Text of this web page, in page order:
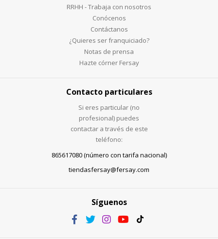
RRHH - Trabaja con nosotros
Conócenos
Contáctanos
¿Quieres ser franquiciado?
Notas de prensa
Hazte córner Fersay
Contacto particulares
Si eres particular (no
profesional) puedes
contactar a través de este
teléfono:
865617080 (número con tarifa nacional)
tiendasfersay@fersay.com
Síguenos